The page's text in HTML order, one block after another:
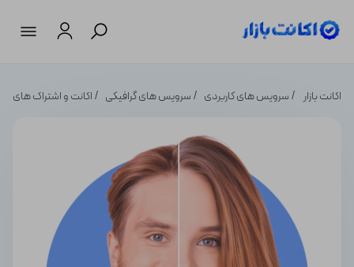
اکانت بازار سرویس های کاربردی سرویس های گرافیکی اکانت و اشتراک های